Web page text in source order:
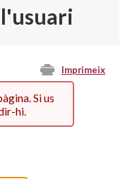
Imprimeix
Si us
hi.